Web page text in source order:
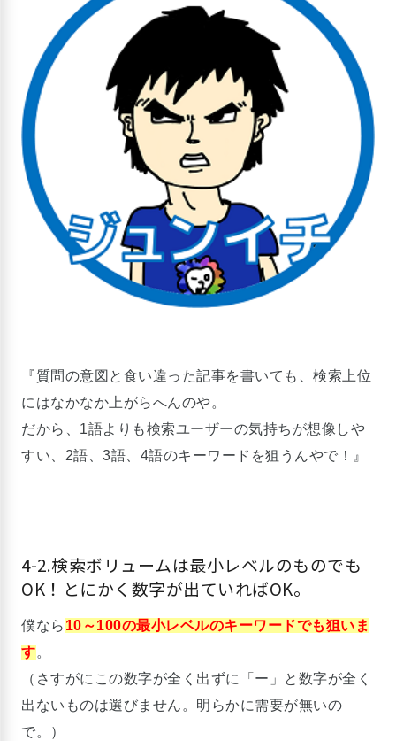
『質問の意図と食い違った記事を書いても、検索上位
にはなかなか上がらへんのや。
だから、1語よりも検索ユーザーの気持ちが想像しや
すい、2語、3語、4語のキーワードを狙うんやで！』
4-2.検索ボリュームは最小レベルのものでも
OK！とにかく数字が出ていればOK。
僕なら 10～100の最小レベルのキーワードでも狙いま
す。
（さすがにこの数字が全く出ずに「ー」と数字が全く
出ないものは選びません。明らかに需要が無いの
で。）